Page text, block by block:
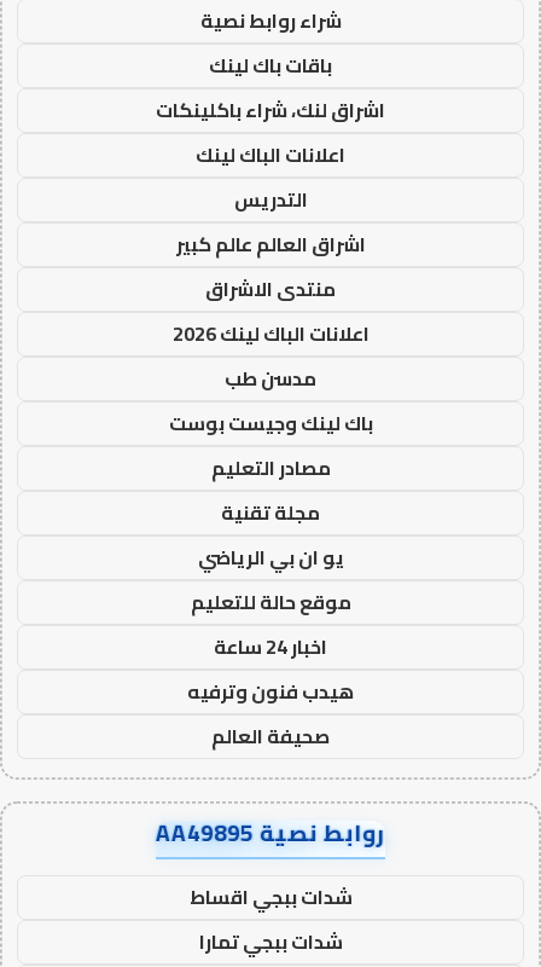
شراء روابط نصية
باقات باك لينك
اشراق لنك، شراء باكلينكات
اعلانات الباك لينك
التدريس
اشراق العالم عالم كبير
منتدى الاشراق
اعلانات الباك لينك 2026
مدسن طب
باك لينك وجيست بوست
مصادر التعليم
مجلة تقنية
يو ان بي الرياضي
موقع حالة للتعليم
اخبار 24 ساعة
هيدب فنون وترفيه
صحيفة العالم
روابط نصية AA49895
شدات ببجي اقساط
شدات ببجي تمارا